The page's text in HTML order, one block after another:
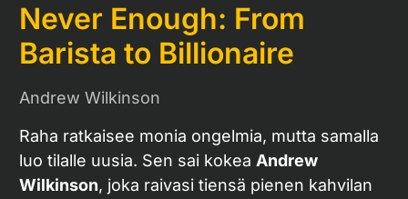
Never Enough: From
Barista to Billionaire
Andrew Wilkinson
Raha ratkaisee monia ongelmia, mutta samalla
luo tilalle uusia. Sen sai kokea Andrew
Wilkinson, joka raivasi tiensä pienen kahvilan